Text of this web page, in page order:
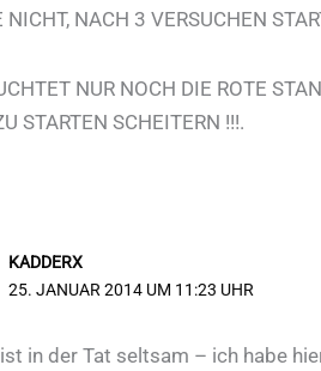
NICHT, NACH 3 VERSUCHEN
NUR NOCH DIE ROTE
STARTEN SCHEITERN !!!.
KADDERX
25. JANUAR 2014 UM 11:23 UHR
in der Tat seltsam – ich habe